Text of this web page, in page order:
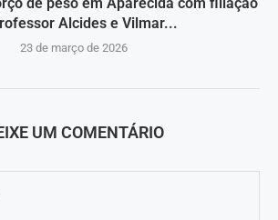
Alcides e Vilmar...
23 de março de 2026
UM COMENTÁRIO